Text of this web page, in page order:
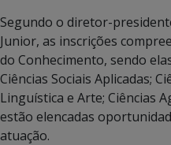
Segundo o diretor-
Junior, as inscrições
do Conhecimento, sendo
Ciências Sociais Aplicadas;
Linguística e Arte; Ciências
estão elencadas
atuação.